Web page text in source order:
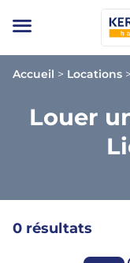
Accueil > Locations >
Louer
0 résultats